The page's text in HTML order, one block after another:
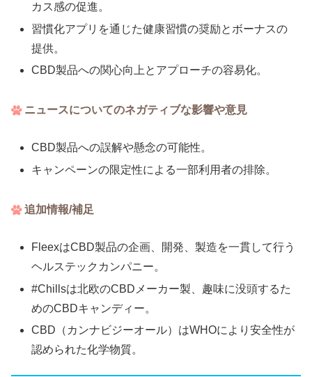
カス感の促進。
習慣化アプリを通じた健康習慣の奨励とボーナスの
提供。
CBD製品への関心向上とアプローチの容易化。
ニュースについてのネガティブな影響や意見
CBD製品への誤解や懸念の可能性。
キャンペーンの限定性による一部利用者の排除。
追加情報/補足
FleexはCBD製品の企画、開発、製造を一貫して行う
ヘルステックカンパニー。
#Chillsは北欧のCBDメーカー製、趣味に没頭するた
めのCBDキャンディー。
CBD（カンナビジーオール）はWHOにより安全性が
認められた化学物質。